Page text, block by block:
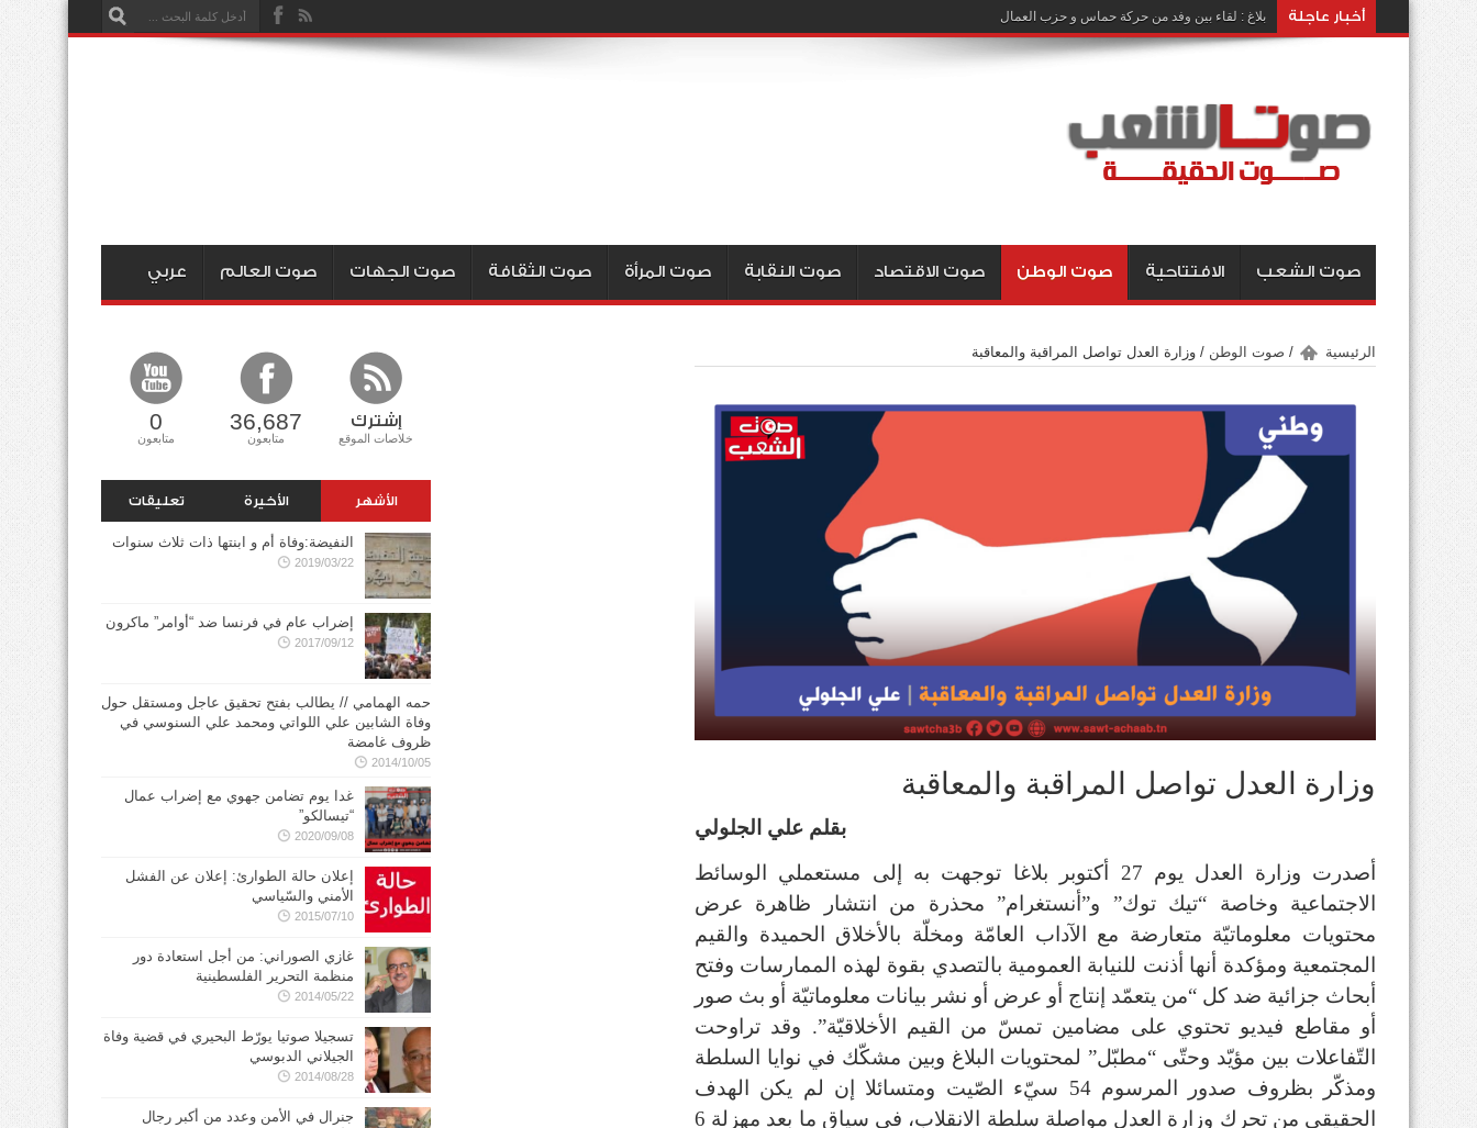
أخبار عاجلة بلاغ : لقاء بين وفد من حركة حماس و حزب العمال
صوت الشعب الافتتاحية صوت الوطن صوت الاقتصاد صوت النقابة صوت المرأة صوت الثقافة صوت الجهات صوت العالم عربي
الرئيسية / صوت الوطن / وزارة العدل تواصل المراقبة والمعاقبة
وزارة العدل تواصل المراقبة والمعاقبة
بقلم علي الجلولي
أصدرت وزارة العدل يوم 27 أكتوبر بلاغا توجهت به إلى مستعملي الوسائط
الاجتماعية وخاصة “تيك توك” و”أنستغرام” محذرة من انتشار ظاهرة عرض
محتويات معلوماتيّة متعارضة مع الآداب العامّة ومخلّة بالأخلاق الحميدة والقيم
المجتمعية ومؤكدة أنها أذنت للنيابة العمومية بالتصدي بقوة لهذه الممارسات وفتح
أبحاث جزائية ضد كل “من يتعمّد إنتاج أو عرض أو نشر بيانات معلوماتيّة أو بث صور
أو مقاطع فيديو تحتوي على مضامين تمسّ من القيم الأخلاقيّة”. وقد تراوحت
التّفاعلات بين مؤيّد وحتّى “مطبّل” لمحتويات البلاغ وبين مشكّك في نوايا السلطة
ومذكّر بظروف صدور المرسوم 54 سيّء الصّيت ومتسائلا إن لم يكن الهدف
الحقيقي من تحرك وزارة العدل مواصلة سلطة الانقلاب، في سياق ما بعد مهزلة 6
إشترك
خلاصات الموقع
36,687
متابعون
0
متابعون
الأشهر الأخيرة تعليقات
النفيضة:وفاة أم و ابنتها ذات ثلاث سنوات
2019/03/22
إضراب عام في فرنسا ضد “أوامر” ماكرون
2017/09/12
حمه الهمامي // يطالب بفتح تحقيق عاجل ومستقل حول
وفاة الشابين علي اللواتي ومحمد علي السنوسي في
ظروف غامضة
2014/10/05
غدا يوم تضامن جهوي مع إضراب عمال
“تيسالكو”
2020/09/08
إعلان حالة الطوارئ: إعلان عن الفشل
الأمني والسّياسي
2015/07/10
غازي الصوراني: من أجل استعادة دور
منظمة التحرير الفلسطينية
2014/05/22
تسجيلا صوتيا يورّط البحيري في قضية وفاة
الجيلاني الدبوسي
2014/08/28
جنرال في الأمن وعدد من أكبر رجال